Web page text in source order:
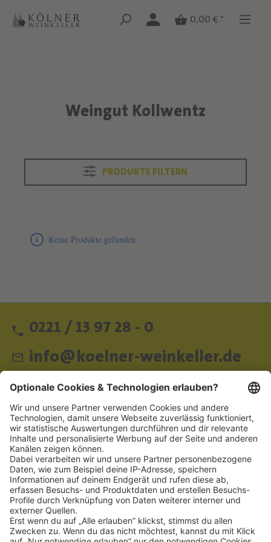
Zum Hauptinhalt springen
Zum Hauptinhalt springen
0,00 € *
Text überspringenWeingut Kollwentz
PRODUKTE FILTERN
Keine Produkte gefunden.
0221 / 13 97 28 - 0
info@koelner-weinkeller.de
Schnellzugriff
ZAHLUNGSMETHODEN
SOCIAL
NEWSLETTER